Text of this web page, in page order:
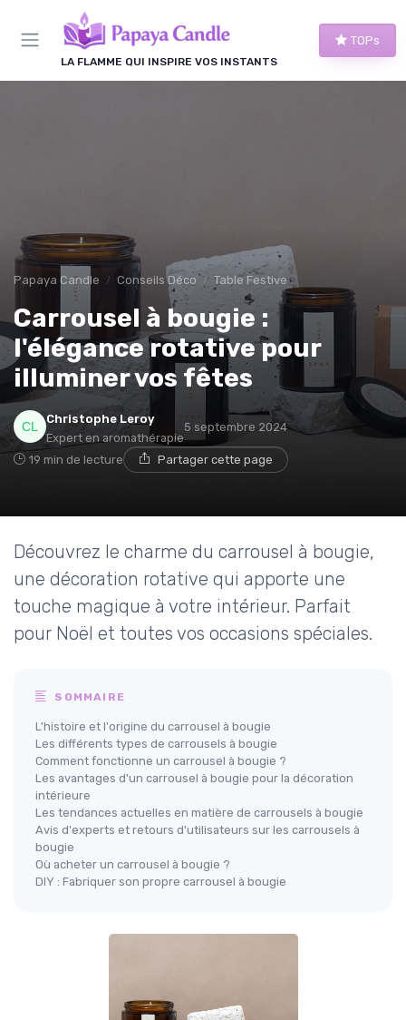
LA FLAMME QUI INSPIRE VOS INSTANTS
TOPs
Papaya Candle Conseils Déco Table Festive
Carrousel à bougie :
l'élégance rotative pour
illuminer vos fêtes
Christophe Leroy
Expert en aromathérapie
5 septembre 2024
19 min de lecture Partager cette page
Découvrez le charme du carrousel à bougie,
une décoration rotative qui apporte une
touche magique à votre intérieur. Parfait
pour Noël et toutes vos occasions spéciales.
SOMMAIRE
L'histoire et l'origine du carrousel à bougie
Les différents types de carrousels à bougie
Comment fonctionne un carrousel à bougie ?
Les avantages d'un carrousel à bougie pour la décoration
intérieure
Les tendances actuelles en matière de carrousels à bougie
Avis d'experts et retours d'utilisateurs sur les carrousels à
bougie
Où acheter un carrousel à bougie ?
DIY : Fabriquer son propre carrousel à bougie
Panneau de gestion des cookies